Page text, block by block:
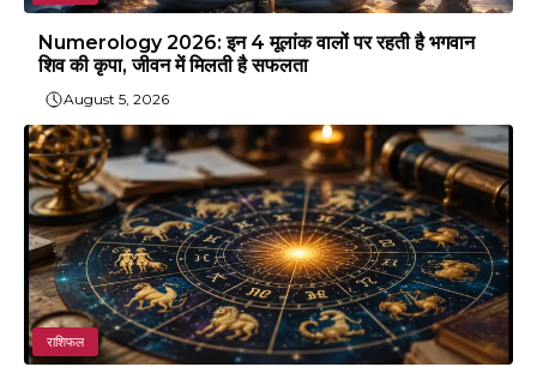
Numerology 2026: इन 4 मूलांक वालों पर रहती है भगवान
शिव की कृपा, जीवन में मिलती है सफलता
August 5, 2026
राशिफल